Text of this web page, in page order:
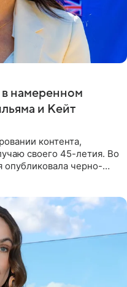
намеренном
и Кейт
контента,
своего 45-летия. Во
опубликовала черно-